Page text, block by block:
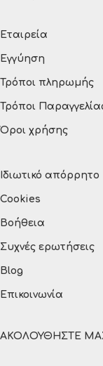
Εταιρεία
Εγγύηση
Τρόποι πληρωμής
Τρόποι
Όροι χρήσης
Ιδιωτικό απόρρητο
Cookies
Βοήθεια
Συχνές ερωτήσεις
Blog
Επικοινωνία
ΑΚΟΛΟΥΘΗΣΤΕ